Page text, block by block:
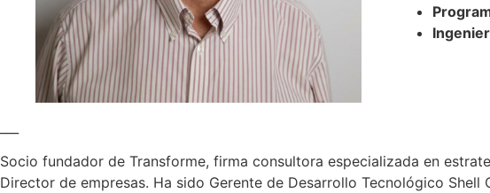
Socio fundador de Transforme, firma consultora especializada en
Director de empresas. Ha sido Gerente de Desarrollo Tecnológico